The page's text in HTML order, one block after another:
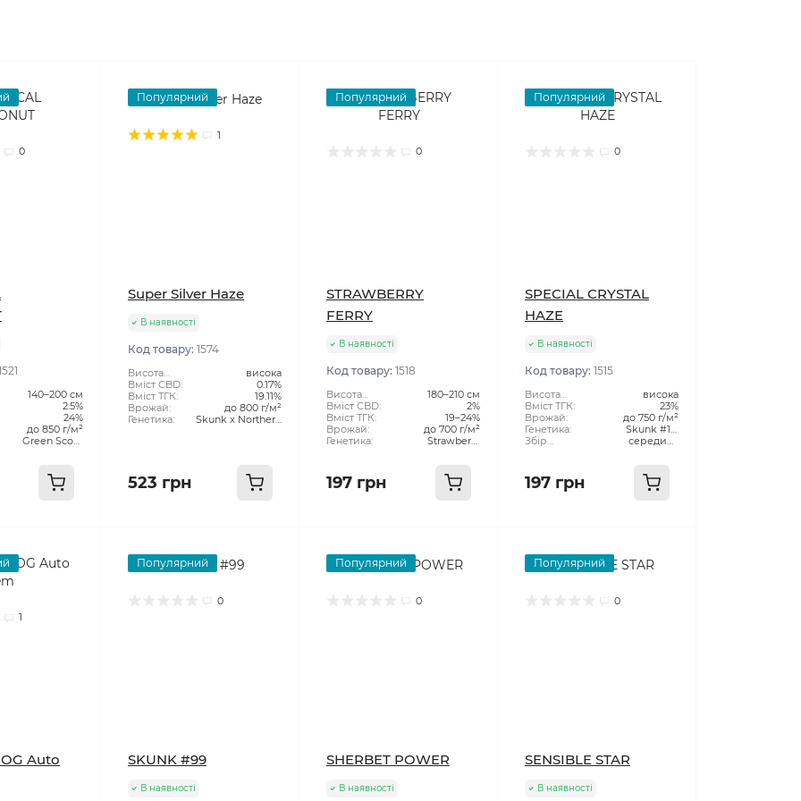
0
140–200 см
2.5%
24%
до 850 г/м²
Green Scout
Популярний
1
Super Silver Haze
В наявності
Код товару: 1574
Висота
рослини:
висока
Вміст CBD:
0.17%
Вміст ТГК:
19.11%
Врожай:
до 800 г/м²
Генетика:
Skunk x Northern
523 грн
Популярний
0
STRAWBERRY
FERRY
В наявності
Код товару: 1518
Висота
рослини:
180–210 см
Вміст CBD:
2%
Вміст ТГК:
19–24%
Врожай:
до 700 г/м²
Генетика:
Strawberry
197 грн
Популярний
0
SPECIAL CRYSTAL
HAZE
В наявності
Код товару: 1515
Висота
рослини:
висока
Вміст ТГК:
23%
Врожай:
до 750 г/м²
Генетика:
Skunk #1 x
Northern Lights x
Збір
середина
197 грн
1
Auto
Популярний
0
SKUNK #99
В наявності
Популярний
0
SHERBET POWER
В наявності
Популярний
0
SENSIBLE STAR
В наявності